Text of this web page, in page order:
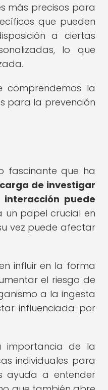
más precisos para
que pueden
a ciertas
lo que
comprendemos la
para la prevención
fascinante que ha
de investigar
puede
un papel crucial en
vez puede afectar
influir en la forma
el riesgo de
a la ingesta
influenciada por
importancia de la
individuales para
ayuda a entender